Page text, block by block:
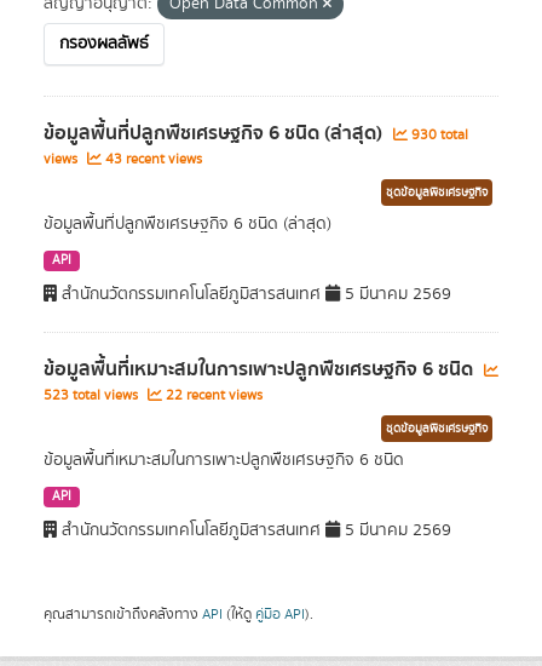
กรองผลลัพธ์
ข้อมูลพื้นที่ปลูกพืชเศรษฐกิจ 6 ชนิด (ล่าสุด)
930 total
views
43 recent views
ชุดข้อมูลพืชเศรษฐกิจ
ข้อมูลพื้นที่ปลูกพืชเศรษฐกิจ 6 ชนิด (ล่าสุด)
API
สำนักนวัตกรรมเทคโนโลยีภูมิสารสนเทศ 5 มีนาคม 2569
ข้อมูลพื้นที่เหมาะสมในการเพาะปลูกพืชเศรษฐกิจ 6 ชนิด
523 total views 22 recent views
ชุดข้อมูลพืชเศรษฐกิจ
ข้อมูลพื้นที่เหมาะสมในการเพาะปลูกพืชเศรษฐกิจ 6 ชนิด
API
สำนักนวัตกรรมเทคโนโลยีภูมิสารสนเทศ 5 มีนาคม 2569
คุณสามารถเข้าถึงคลังทาง API (ให้ดู คู่มือ API).